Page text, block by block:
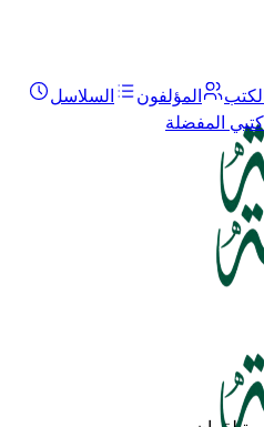
المؤلفون
السلاسل
كتبي المفضلة